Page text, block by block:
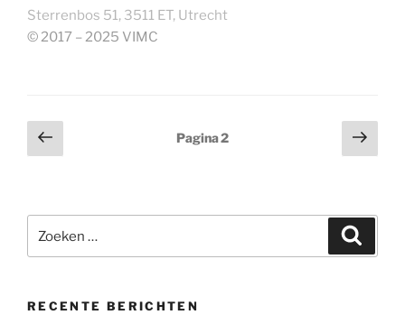
Sterrenbos 51, 3511 ET, Utrecht
© 2017 – 2025 VIMC
Berichtnavigatie
Vorige
pagina
Pagina2
naar:
RECENTE BERICHTEN